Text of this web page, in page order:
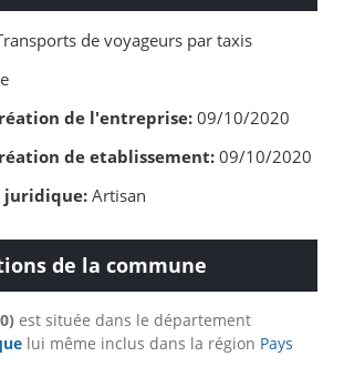
de voyageurs par taxis
de l'entreprise: 09/10/2020
de etablissement: 09/10/2020
juridique: Artisan
de la commune
est située dans le département
lui même inclus dans la région Pays